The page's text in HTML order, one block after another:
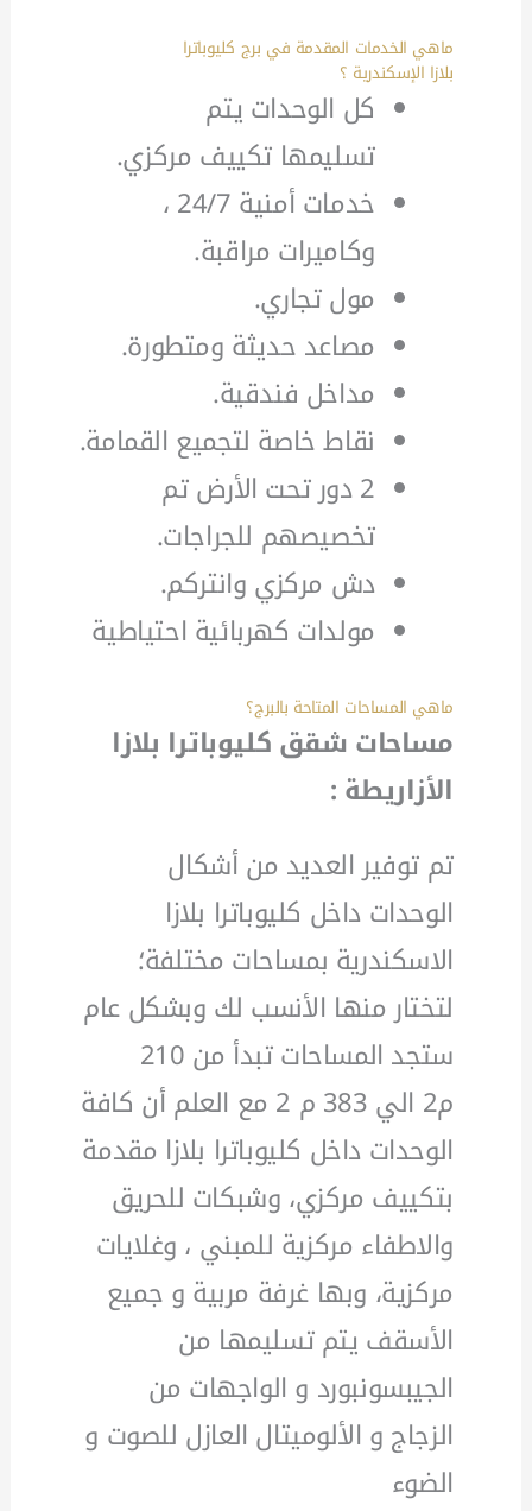
ماهي الخدمات المقدمة في برج كليوباترا
بلازا الإسكندرية ؟
كل الوحدات يتم
تسليمها تكييف مركزي.
خدمات أمنية 24/7 ،
وكاميرات مراقبة.
مول تجاري.
مصاعد حديثة ومتطورة.
مداخل فندقية.
نقاط خاصة لتجميع القمامة.
2 دور تحت الأرض تم
تخصيصهم للجراجات.
دش مركزي وانتركم.
مولدات كهربائية احتياطية
ماهي المساحات المتاحة بالبرج؟
مساحات شقق كليوباترا بلازا
الأزاريطة :
تم توفير العديد من أشكال
الوحدات داخل كليوباترا بلازا
الاسكندرية بمساحات مختلفة؛
لتختار منها الأنسب لك وبشكل عام
ستجد المساحات تبدأ من 210
م2 الي 383 م 2 مع العلم أن كافة
الوحدات داخل كليوباترا بلازا مقدمة
بتكييف مركزي، وشبكات للحريق
والاطفاء مركزية للمبني ، وغلايات
مركزية، وبها غرفة مربية و جميع
الأسقف يتم تسليمها من
الجيبسونبورد و الواجهات من
الزجاج و الألوميتال العازل للصوت و
الضوء